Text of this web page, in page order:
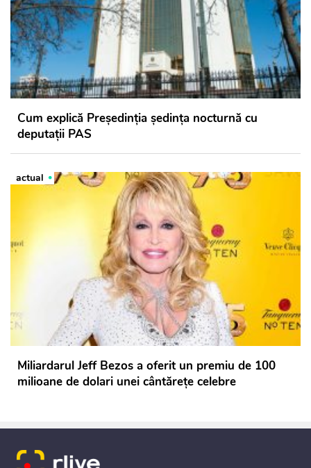
Cum explică Președinția ședința nocturnă cu
deputații PAS
actual
Miliardarul Jeff Bezos a oferit un premiu de 100
milioane de dolari unei cântărețe celebre